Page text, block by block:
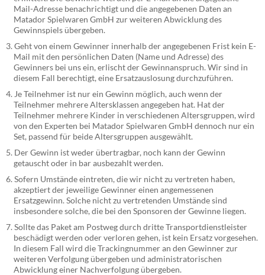
Mail-Adresse benachrichtigt und die angegebenen Daten an
Matador Spielwaren GmbH zur weiteren Abwicklung des
Gewinnspiels übergeben.
Geht von einem Gewinner innerhalb der angegebenen Frist kein E-
Mail mit den persönlichen Daten (Name und Adresse) des
Gewinners bei uns ein, erlischt der Gewinnanspruch. Wir sind in
diesem Fall berechtigt, eine Ersatzauslosung durchzuführen.
Je Teilnehmer ist nur ein Gewinn möglich, auch wenn der
Teilnehmer mehrere Altersklassen angegeben hat. Hat der
Teilnehmer mehrere Kinder in verschiedenen Altersgruppen, wird
von den Experten bei Matador Spielwaren GmbH dennoch nur ein
Set, passend für beide Altersgruppen ausgewählt.
Der Gewinn ist weder übertragbar, noch kann der Gewinn
getauscht oder in bar ausbezahlt werden.
Sofern Umstände eintreten, die wir nicht zu vertreten haben,
akzeptiert der jeweilige Gewinner einen angemessenen
Ersatzgewinn. Solche nicht zu vertretenden Umstände sind
insbesondere solche, die bei den Sponsoren der Gewinne liegen.
Sollte das Paket am Postweg durch dritte Transportdienstleister
beschädigt werden oder verloren gehen, ist kein Ersatz vorgesehen.
In diesem Fall wird die Trackingnummer an den Gewinner zur
weiteren Verfolgung übergeben und administratorischen
Abwicklung einer Nachverfolgung übergeben.